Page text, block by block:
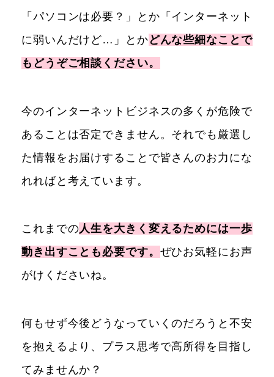
「パソコンは必要？」とか「インターネット
に弱いんだけど…」とかどんな些細なことで
もどうぞご相談ください。
今のインターネットビジネスの多くが危険で
あることは否定できません。それでも厳選し
た情報をお届けすることで皆さんのお力にな
れればと考えています。
これまでの人生を大きく変えるためには一歩
動き出すことも必要です。 ぜひお気軽にお声
がけくださいね。
何もせず今後どうなっていくのだろうと不安
を抱えるより、プラス思考で高所得を目指し
てみませんか？